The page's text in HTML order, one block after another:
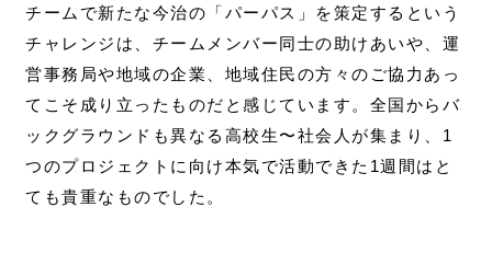
チームで新たな今治の「パーパス」を策定するという
チャレンジは、チームメンバー同士の助けあいや、運
営事務局や地域の企業、地域住民の方々のご協力あっ
てこそ成り立ったものだと感じています。全国からバ
ックグラウンドも異なる高校生〜社会人が集まり、1
つのプロジェクトに向け本気で活動できた1週間はと
ても貴重なものでした。